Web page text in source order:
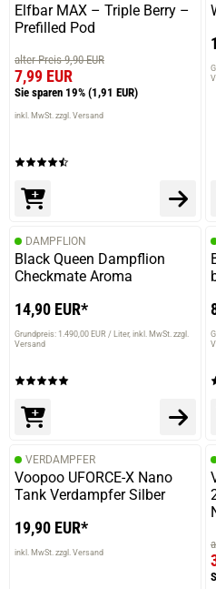
Elfbar MAX – Triple Berry –
Prefilled Pod
alter Preis 9,90 EUR
7,99 EUR
Sie sparen 19% (1,91 EUR)
inkl. MwSt. zzgl. Versand
DAMPFLION
Black Queen Dampflion
Checkmate Aroma
14,90 EUR*
Grundpreis: 1.490,00 EUR / Liter inkl. MwSt. zzgl.
Versand
VERDAMPFER
Voopoo UFORCE-X Nano
Tank Verdampfer Silber
19,90 EUR*
inkl. MwSt. zzgl. Versand